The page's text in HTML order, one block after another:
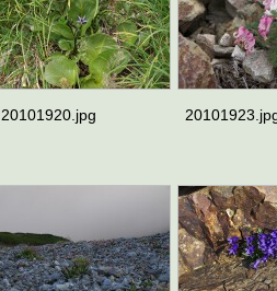
20101920.jpg